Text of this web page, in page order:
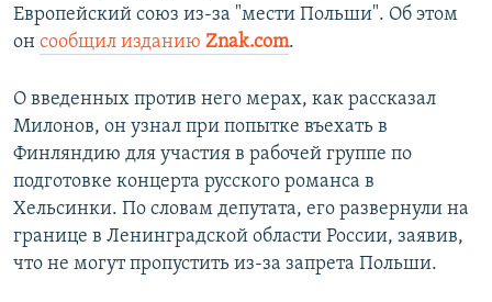
Европейский союз из-за "мести Польши". Об этом
он сообщил изданию Znak.com.
О введенных против него мерах, как рассказал
Милонов, он узнал при попытке въехать в
Финляндию для участия в рабочей группе по
подготовке концерта русского романса в
Хельсинки. По словам депутата, его развернули на
границе в Ленинградской области России, заявив,
что не могут пропустить из-за запрета Польши.